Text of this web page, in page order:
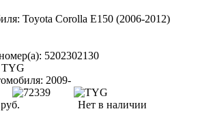
Toyota Corolla E150 (2006-2012)
5202302130
TYG
2009-
Нет в наличии